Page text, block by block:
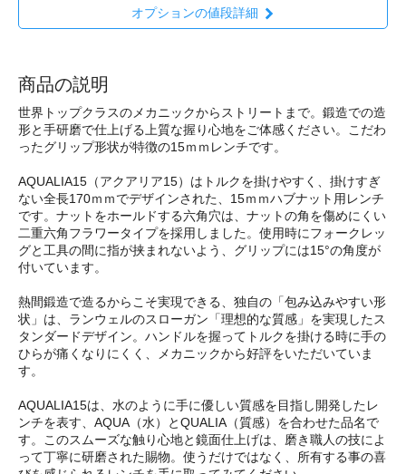
オプションの値段詳細
商品の説明
世界トップクラスのメカニックからストリートまで。鍛造での造
形と手研磨で仕上げる上質な握り心地をご体感ください。こだわ
ったグリップ形状が特徴の15ｍｍレンチです。
AQUALIA15（アクアリア15）はトルクを掛けやすく、掛けすぎ
ない全長170ｍｍでデザインされた、15ｍｍハブナット用レンチ
です。ナットをホールドする六角穴は、ナットの角を傷めにくい
二重六角フラワータイプを採用しました。使用時にフォークレッ
グと工具の間に指が挟まれないよう、グリップには15°の角度が
付いています。
熱間鍛造で造るからこそ実現できる、独自の「包み込みやすい形
状」は、ランウェルのスローガン「理想的な質感」を実現したス
タンダードデザイン。ハンドルを握ってトルクを掛ける時に手の
ひらが痛くなりにくく、メカニックから好評をいただいていま
す。
AQUALIA15は、水のように手に優しい質感を目指し開発したレ
ンチを表す、AQUA（水）とQUALIA（質感）を合わせた品名で
す。このスムーズな触り心地と鏡面仕上げは、磨き職人の技によ
って丁寧に研磨された賜物。使うだけではなく、所有する事の喜